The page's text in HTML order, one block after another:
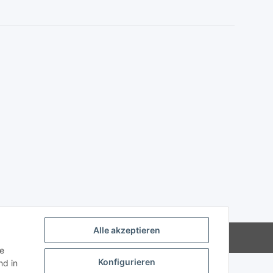
Alle akzeptieren
Konfigurieren
in